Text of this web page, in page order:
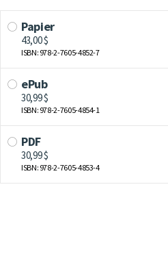
Papier
43,00 $
ISBN: 978-2-7605-4852-7
ePub
30,99 $
ISBN: 978-2-7605-4854-1
PDF
30,99 $
ISBN: 978-2-7605-4853-4